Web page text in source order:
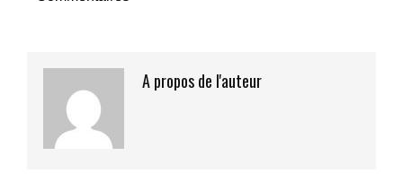
A propos de l'auteur